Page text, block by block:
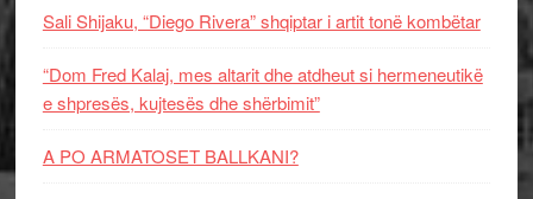
Sali Shijaku, “Diego Rivera” shqiptar i artit tonë kombëtar
“Dom Fred Kalaj, mes altarit dhe atdheut si hermeneutikë
e shpresës, kujtesës dhe shërbimit”
A PO ARMATOSET BALLKANI?